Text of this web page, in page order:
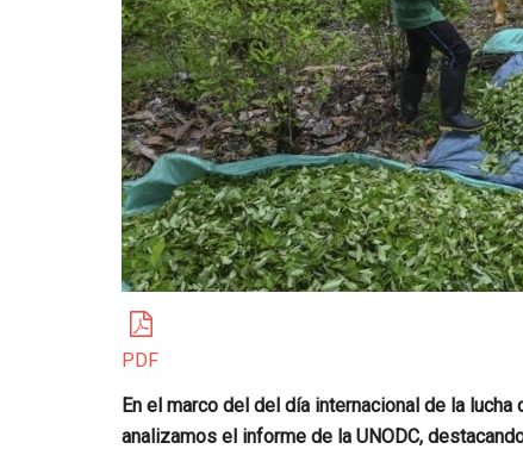
PDF
En el marco del del día internacional de la
analizamos el informe de la UNODC,